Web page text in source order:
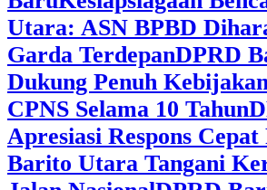
Utara: ASN BPBD
Garda TerdepanDPRD
Dukung Penuh
CPNS Selama 10 Tahun
Apresiasi Respons
Barito Utara Tangani